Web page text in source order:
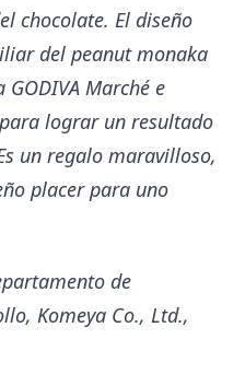
chocolate. El diseño
del peanut monaka
Marché e
lograr un resultado
un regalo maravilloso,
placer para uno
de
Komeya Co., Ltd.,